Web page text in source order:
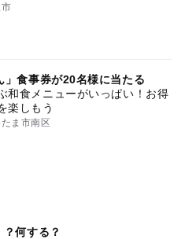
」食事券が20名様に当たる
和食メニューがいっぱい！お得
楽しもう
ま市南区
何する？